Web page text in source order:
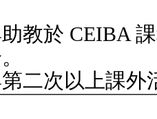
教於 CEIBA
二次以上課